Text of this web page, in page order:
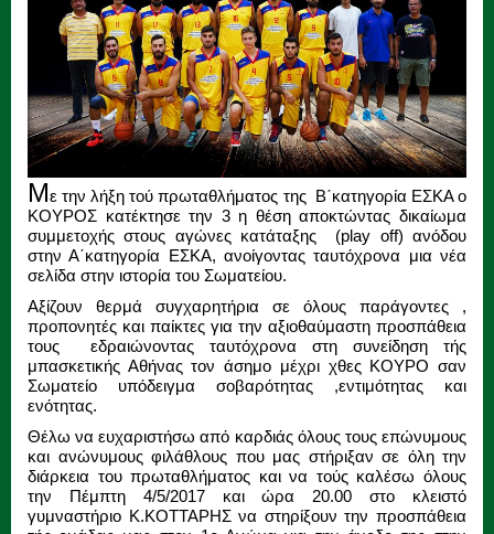
Με την λήξη τού πρωταθλήματος της Β΄κατηγορία ΕΣΚΑ ο
ΚΟΥΡΟΣ κατέκτησε την 3 η θέση αποκτώντας δικαίωμα
συμμετοχής στους αγώνες κατάταξης (play off) ανόδου
στην Α΄κατηγορία ΕΣΚΑ, ανοίγοντας ταυτόχρονα μια νέα
σελίδα στην ιστορία του Σωματείου.
Αξίζουν θερμά συγχαρητήρια σε όλους παράγοντες ,
προπονητές και παίκτες για την αξιοθαύμαστη προσπάθεια
τους εδραιώνοντας ταυτόχρονα στη συνείδηση τής
μπασκετικής Αθήνας τον άσημο μέχρι χθες ΚΟΥΡΟ σαν
Σωματείο υπόδειγμα σοβαρότητας ,εντιμότητας και
ενότητας.
Θέλω να ευχαριστήσω από καρδιάς όλους τους επώνυμους
και ανώνυμους φιλάθλους που μας στήριξαν σε όλη την
διάρκεια του πρωταθλήματος και να τούς καλέσω όλους
την Πέμπτη 4/5/2017 και ώρα 20.00 στο κλειστό
γυμναστήριο Κ.KΟΤΤΑΡΗΣ να στηρίξουν την προσπάθεια